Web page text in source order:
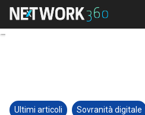
Ultimi articoli Sovranità digitale